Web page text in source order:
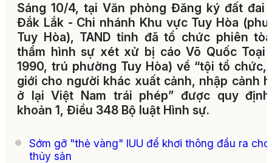
Sáng 10/4, tại Văn phòng Đăng ký đất đai
Đắk Lắk - Chi nhánh Khu vực Tuy Hòa
Tuy Hòa), TAND tỉnh đã tổ chức phiên
thẩm hình sự xét xử bị cáo Võ Quốc Toại
1990, trú phường Tuy Hòa) về “tội tổ chức,
giới cho người khác xuất cảnh, nhập cảnh
ở lại Việt Nam trái phép” được quy
khoản 1, Điều 348 Bộ luật Hình sự.
Sớm gỡ "thẻ vàng" IUU để khơi thông đầu ra cho
thủy sản